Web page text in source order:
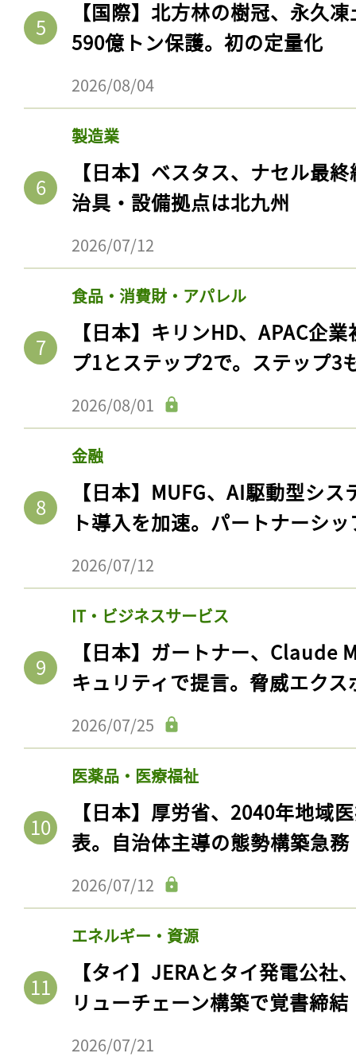
【国際】北方林の樹冠、永久
590億トン保護。初の定量化
2026/08/04
製造業
【日本】ベスタス、ナセル最
治具・設備拠点は北九州
2026/07/12
食品・消費財・アパレル
【日本】キリンHD、APAC企
プ1とステップ2で。ステップ3
2026/08/01
金融
【日本】MUFG、AI駆動型シ
ト導入を加速。パートナーシ
2026/07/12
IT・ビジネスサービス
【日本】ガートナー、Claude
キュリティで提言。脅威エク
2026/07/25
医薬品・医療福祉
【日本】厚労省、2040年地域
表。自治体主導の態勢構築急務
2026/07/12
エネルギー・資源
【タイ】JERAとタイ発電公社
リューチェーン構築で覚書締結
2026/07/21
記事をお気に入りに
ログインが必